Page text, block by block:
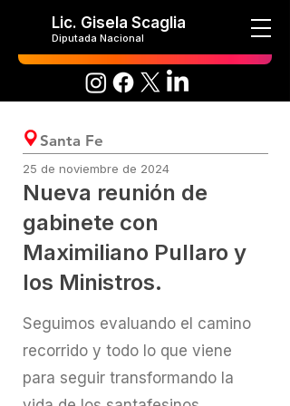
Lic. Gisela Scaglia
Diputada Nacional
Santa Fe
25 de noviembre de 2024
Nueva reunión de
gabinete con
Maximiliano Pullaro y
los Ministros.
Seguimos evaluando el camino
recorrido y todo lo que viene
para seguir transformando la